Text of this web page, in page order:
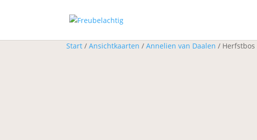
Start / Ansichtkaarten / Annelien van Daalen / Herfstbos